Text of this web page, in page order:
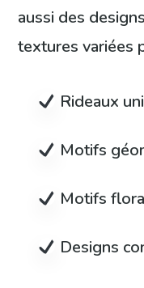
aussi des
textures variées
Rideaux
Motifs
Motifs
Designs